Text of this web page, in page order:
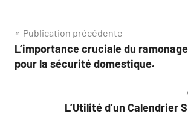
Navigation
de
Publication précédente
L’importance cruciale du
pour la sécurité domestique.
L’Utilité d’un Calendrier